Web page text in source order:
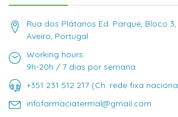
Rua dos Plátanos Ed. Parque, Bloco 3,
Aveiro, Portugal
Working hours:
9h-20h / 7 dias por semana
+351 231 512 217 (Ch. rede fixa
infofarmaciatermal@gmail.com